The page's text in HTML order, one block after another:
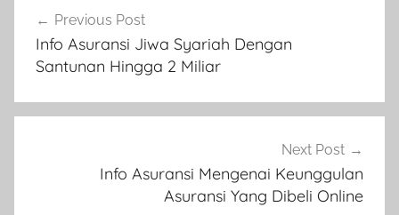
Previous Post
Info Asuransi Jiwa Syariah Dengan
Santunan Hingga 2 Miliar
Next Post
Info Asuransi Mengenai Keunggulan
Asuransi Yang Dibeli Online